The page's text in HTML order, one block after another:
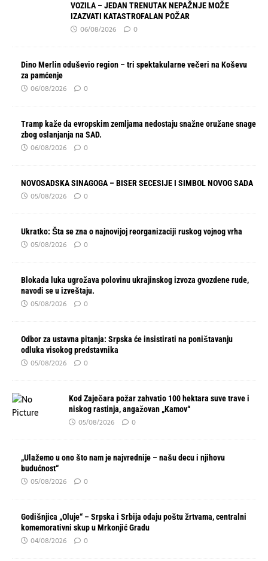
VOZILA – JEDAN TRENUTAK NEPAŽNJE MOŽE
IZAZVATI KATASTROFALAN POŽAR
06/08/2026 0
Dino Merlin oduševio region – tri spektakularne večeri na Koševu
za pamćenje
06/08/2026 0
Tramp kaže da evropskim zemljama nedostaju snažne oružane snage
zbog oslanjanja na SAD.
06/08/2026 0
NOVOSADSKA SINAGOGA – BISER SECESIJE I SIMBOL NOVOG SADA
05/08/2026 0
Ukratko: Šta se zna o najnovijoj reorganizaciji ruskog vojnog vrha
05/08/2026 0
Blokada luka ugrožava polovinu ukrajinskog izvoza gvozdene rude,
navodi se u izveštaju.
05/08/2026 0
Odbor za ustavna pitanja: Srpska će insistirati na poništavanju
odluka visokog predstavnika
05/08/2026 0
Kod Zaječara požar zahvatio 100 hektara suve trave i
niskog rastinja, angažovan „Kamov“
05/08/2026 0
„Ulažemo u ono što nam je najvrednije – našu decu i njihovu
budućnost“
05/08/2026 0
Godišnjica „Oluje“ – Srpska i Srbija odaju poštu žrtvama, centralni
komemorativni skup u Mrkonjić Gradu
04/08/2026 0